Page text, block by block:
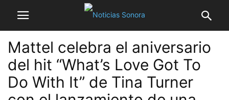
Mattel celebra el aniversario
del hit “What’s Love Got To
Do With It” de Tina Turner